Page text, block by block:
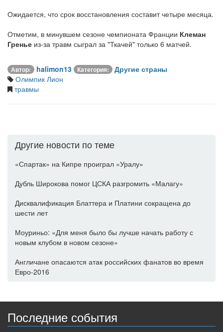
Ожидается, что срок восстановления составит четыре месяца.
Отметим, в минувшем сезоне чемпионата Франции Клеман
Гренье из-за травм сыграл за "Ткачей" только 6 матчей.
Автор: halimon13 Категория:
Другие страны
Олимпик Лион
травмы
Другие новости по теме
«Спартак» на Кипре проиграл «Уралу»
Дубль Широкова помог ЦСКА разгромить «Малагу»
Дисквалификация Блаттера и Платини сокращена до
шести лет
Моуриньо: «Для меня было бы лучше начать работу с
новым клубом в новом сезоне»
Англичане опасаются атак российских фанатов во время
Евро-2016
Последние события